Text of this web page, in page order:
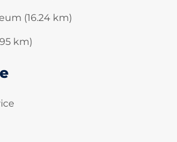
(16.24 km)
km)